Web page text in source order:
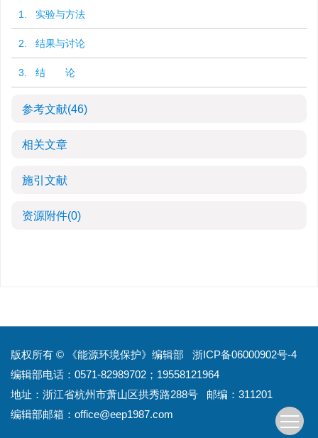
1. 实验与方法
2. 结果与讨论
3. 结 论
参考文献(46)
相关文章
施引文献
资源附件(0)
版权所有 © 《能源环境保护》编辑部 浙ICP备06000902号-4
编辑部电话：0571-82989702；19558121964
地址：浙江省杭州市萧山区拱秀路288号
邮编：311201
编辑部邮箱： office@eep1987.com